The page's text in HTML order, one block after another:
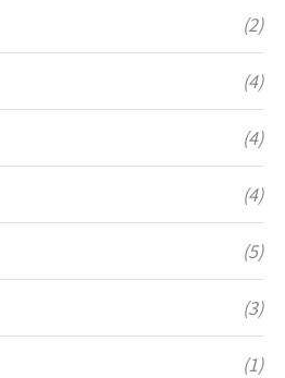
(2)
(4)
(4)
(4)
(5)
(3)
(1)